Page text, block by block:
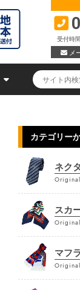
受付時
メ
カテゴリー
ネク
スカ
マフ
Original